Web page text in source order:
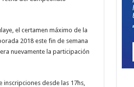
el certamen máximo de la
2018 este fin de semana
nuevamente la participación
desde las 17hs,